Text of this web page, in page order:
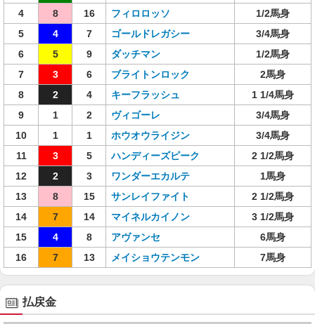
4
8 16 フィロロッソ
1/2馬身
5
4 7 ゴールドレガシー
3/4馬身
6
5 9 ダッチマン
1/2馬身
7
3 6 ブライトンロック
2馬身
8
2 4 キーフラッシュ
1 1/4馬身
9
1 2 ヴィゴーレ
3/4馬身
10
1 1 ホウオウライジン
3/4馬身
11
3 5 ハンディーズピーク
2 1/2馬身
12
2 3 ワンダーエカルテ
1馬身
13
8 15 サンレイファイト
2 1/2馬身
14
7 14 マイネルカイノン
3 1/2馬身
15
4 8 アヴァンセ
6馬身
16
7 13 メイショウテンモン 7馬身
払戻金